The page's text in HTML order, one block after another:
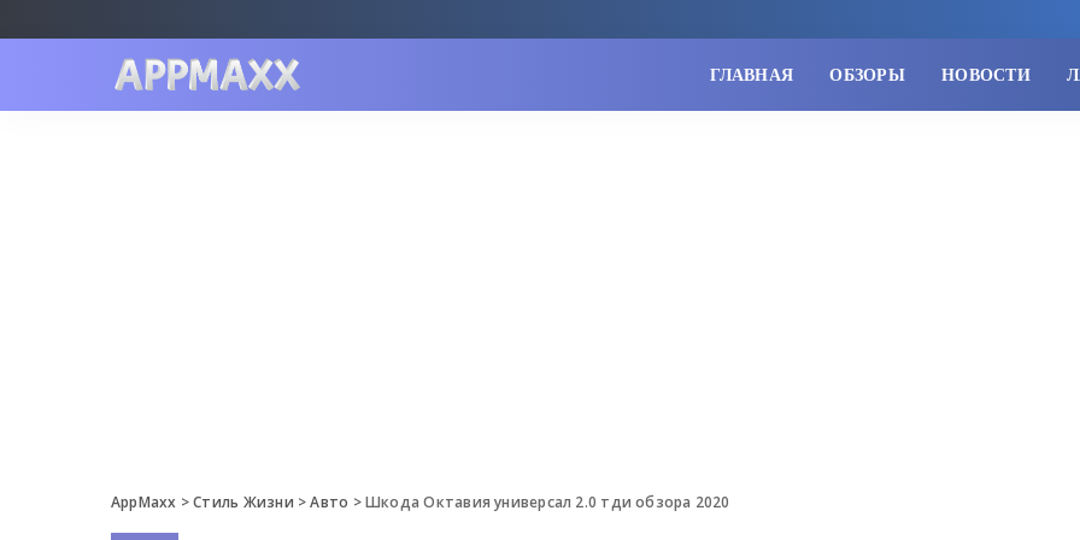
ГЛАВНАЯ ОБЗОРЫ НОВОСТИ
AppMaxx >Стиль Жизни >Авто >Шкода Октавия универсал 2.0 тди обзора 2020